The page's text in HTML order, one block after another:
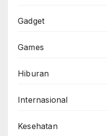
Gadget
Games
Hiburan
Internasional
Kesehatan